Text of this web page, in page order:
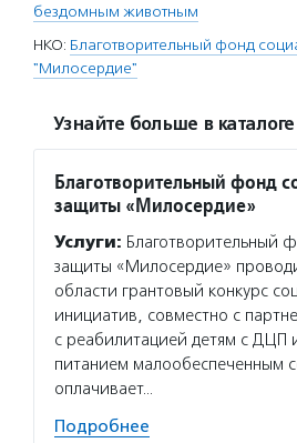
бездомным животным
НКО: Благотворительный фонд
"Милосердие"
Узнайте больше в
Благотворительный фонд
защиты «Милосердие»
Услуги: Благотворительный
защиты «Милосердие»
области грантовый конкурс
инициатив, совместно с
с реабилитацией детям с ДЦП
питанием малообеспеченным
оплачивает…
Подробнее